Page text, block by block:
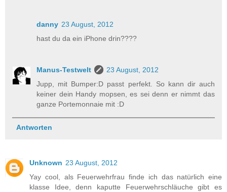
danny 23 August, 2012
hast du da ein iPhone drin????
Manus-Testwelt
23 August, 2012
Jupp, mit Bumper:D passt perfekt. So kann dir auch
keiner dein Handy mopsen, es sei denn er nimmt das
ganze Portemonnaie mit :D
Antworten
Unknown 23 August, 2012
Yay cool, als Feuerwehrfrau finde ich das natürlich eine
klasse Idee, denn kaputte Feuerwehrschläuche gibt es